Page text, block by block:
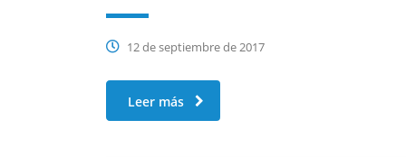
12 de septiembre de 2017
Leer más